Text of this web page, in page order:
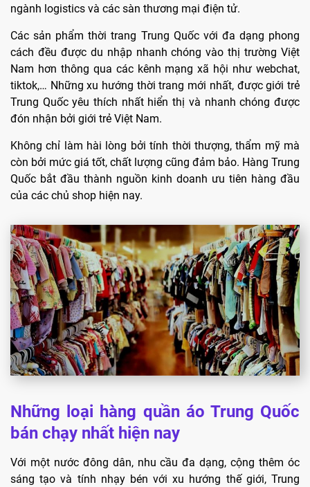
ngành logistics và các sàn thương mại điện tử.
Các sản phẩm thời trang Trung Quốc với đa dạng phong
cách đều được du nhập nhanh chóng vào thị trường Việt
Nam hơn thông qua các kênh mạng xã hội như webchat,
tiktok,… Những xu hướng thời trang mới nhất, được giới trẻ
Trung Quốc yêu thích nhất hiển thị và nhanh chóng được
đón nhận bởi giới trẻ Việt Nam.
Không chỉ làm hài lòng bởi tính thời thượng, thẩm mỹ mà
còn bởi mức giá tốt, chất lượng cũng đảm bảo. Hàng Trung
Quốc bắt đầu thành nguồn kinh doanh ưu tiên hàng đầu
của các chủ shop hiện nay.
Những loại hàng quần áo Trung Quốc
bán chạy nhất hiện nay
Với một nước đông dân, nhu cầu đa dạng, cộng thêm óc
sáng tạo và tính nhạy bén với xu hướng thế giới, Trung